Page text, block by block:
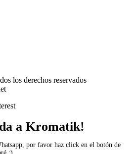
los derechos reservados
a Kromatik!
por favor haz click en el botón de